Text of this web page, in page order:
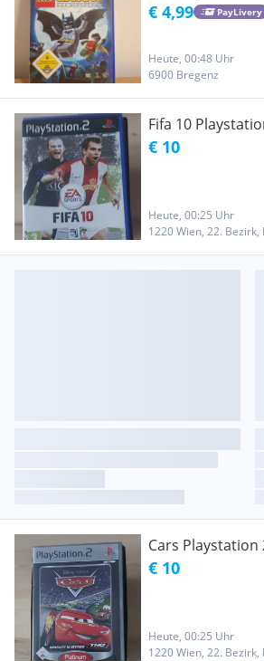
€ 4,99 PayLivery
Heute, 00:48 Uhr
6900 Bregenz
Fifa 10
€ 10
Heute, 00:25 Uhr
1220 Wien, 22.
Cars Playstation
€ 10
Heute, 00:25 Uhr
1220 Wien, 22.